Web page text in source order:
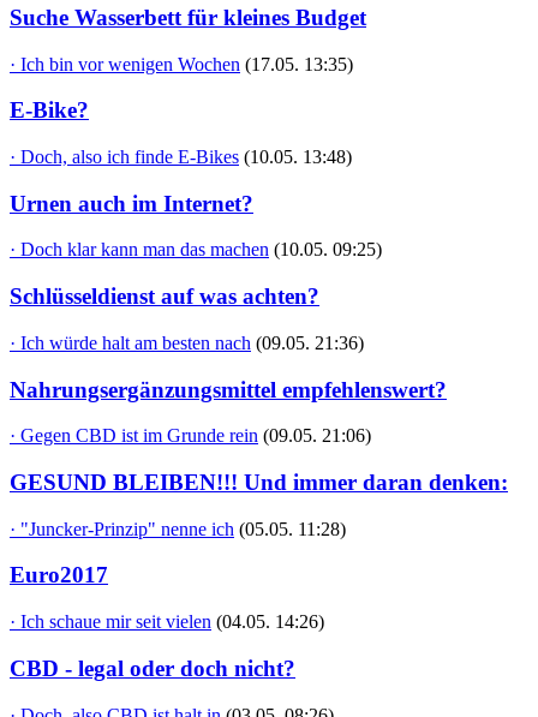
Suche Wasserbett für kleines Budget
· Ich bin vor wenigen Wochen (17.05. 13:35)
E-Bike?
· Doch, also ich finde E-Bikes (10.05. 13:48)
Urnen auch im Internet?
· Doch klar kann man das machen (10.05. 09:25)
Schlüsseldienst auf was achten?
· Ich würde halt am besten nach (09.05. 21:36)
Nahrungsergänzungsmittel empfehlenswert?
· Gegen CBD ist im Grunde rein (09.05. 21:06)
GESUND BLEIBEN!!! Und immer daran denken:
· "Juncker-Prinzip" nenne ich (05.05. 11:28)
Euro2017
· Ich schaue mir seit vielen (04.05. 14:26)
CBD - legal oder doch nicht?